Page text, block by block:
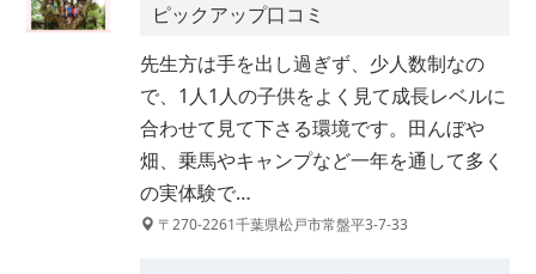
ピックアップ口コミ
先生方は手を出し過ぎず、少人数制なの
で、1人1人の子供をよく見て成長レベルに
合わせて見て下さる環境です。田んぼや
畑、乗馬やキャンプなど一年を通して多く
の実体験で…
〒270-2261千葉県松戸市常盤平3-7-33